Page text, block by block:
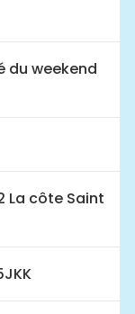
du weekend
La côte Saint